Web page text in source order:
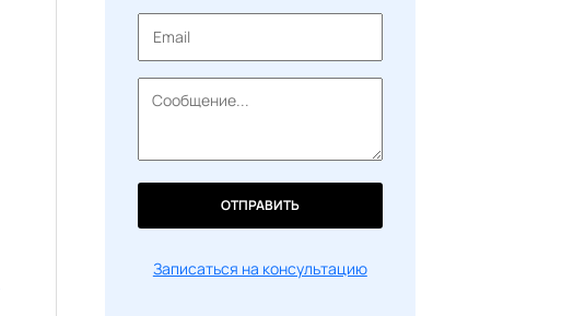
ОТПРАВИТЬ
Записаться на консультацию